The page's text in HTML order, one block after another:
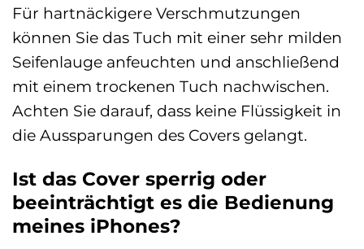
Für hartnäckigere Verschmutzungen
können Sie das Tuch mit einer sehr milden
Seifenlauge anfeuchten und anschließend
mit einem trockenen Tuch nachwischen.
Achten Sie darauf, dass keine Flüssigkeit in
die Aussparungen des Covers gelangt.
Ist das Cover sperrig oder
beeinträchtigt es die Bedienung
meines iPhones?